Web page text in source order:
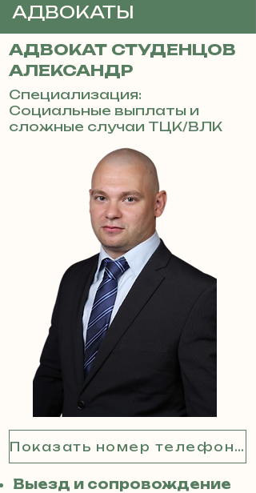
АДВОКАТЫ
АДВОКАТ СТУДЕНЦОВ
АЛЕКСАНДР
Специализация:
Социальные выплаты и
сложные случаи ТЦК/ВЛК
Показать номер телефона
Выезд и сопровождение